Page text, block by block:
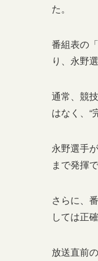
た。
番組表の
り、永野
通常、競
はなく、“
永野選手
まで発揮
さらに、
しては正
放送直前